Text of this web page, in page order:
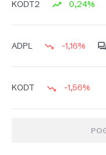
KODT2 0,24%
ADPL -1,16%
KODT -1,56%